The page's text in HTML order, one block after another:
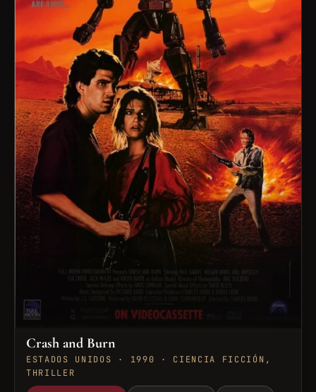
Crash and Burn
ESTADOS UNIDOS · 1990 · CIENCIA FICCIÓN,
THRILLER